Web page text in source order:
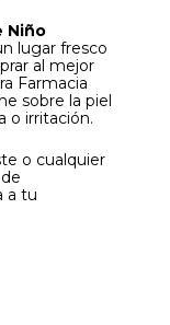
Niño
lugar fresco
al mejor
Farmacia
sobre la piel
o irritación.
o cualquier
a tu